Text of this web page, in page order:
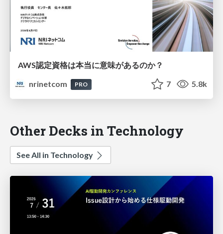
AWS認定資格は本当に意味があるのか？
nrinetcom
PRO 7 5.8k
Other Decks in Technology
See All in Technology